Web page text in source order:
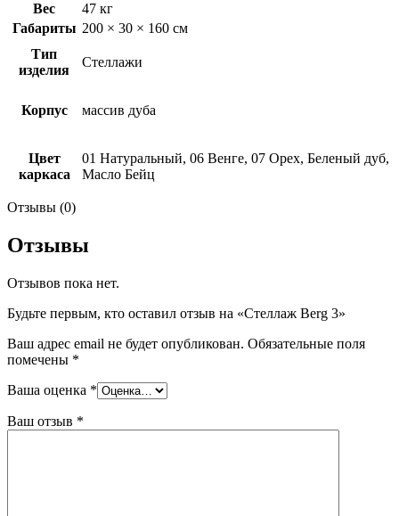
Вес
47 кг
Габариты 200 × 30 × 160 см
Тип
изделия
Стеллажи
Корпус массив дуба
Цвет
каркаса
01 Натуральный, 06 Венге, 07 Орех, Беленый дуб,
Масло Бейц
Отзывы (0)
Отзывы
Отзывов пока нет.
Будьте первым, кто оставил отзыв на «Стеллаж Berg 3»
Ваш адрес email не будет опубликован. Обязательные поля
помечены *
Ваша оценка *
Ваш отзыв *